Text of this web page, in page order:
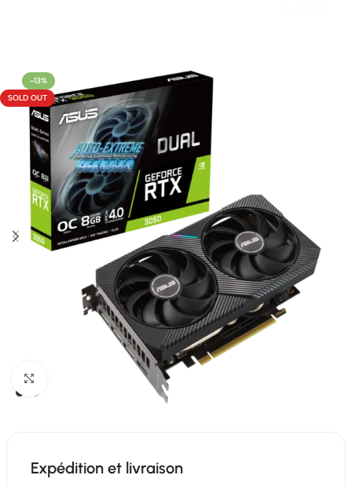
-13%
SOLD OUT
Expédition et livraison